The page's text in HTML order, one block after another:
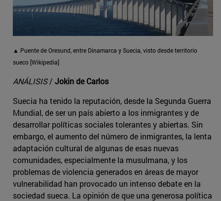
▲ Puente de Oresund, entre Dinamarca y Suecia, visto desde territorio
sueco [Wikipedia]
ANÁLISIS/ Jokin de Carlos
Suecia ha tenido la reputación, desde la Segunda Guerra
Mundial, de ser un país abierto a los inmigrantes y de
desarrollar políticas sociales tolerantes y abiertas. Sin
embargo, el aumento del número de inmigrantes, la lenta
adaptación cultural de algunas de esas nuevas
comunidades, especialmente la musulmana, y los
problemas de violencia generados en áreas de mayor
vulnerabilidad han provocado un intenso debate en la
sociedad sueca. La opinión de que una generosa política